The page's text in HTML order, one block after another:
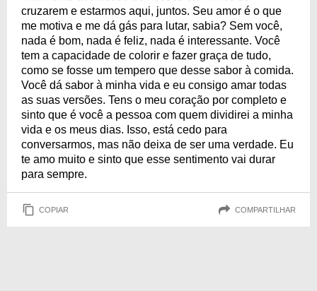
cruzarem e estarmos aqui, juntos. Seu amor é o que
me motiva e me dá gás para lutar, sabia? Sem você,
nada é bom, nada é feliz, nada é interessante. Você
tem a capacidade de colorir e fazer graça de tudo,
como se fosse um tempero que desse sabor à comida.
Você dá sabor à minha vida e eu consigo amar todas
as suas versões. Tens o meu coração por completo e
sinto que é você a pessoa com quem dividirei a minha
vida e os meus dias. Isso, está cedo para
conversarmos, mas não deixa de ser uma verdade. Eu
te amo muito e sinto que esse sentimento vai durar
para sempre.
COPIAR COMPARTILHAR